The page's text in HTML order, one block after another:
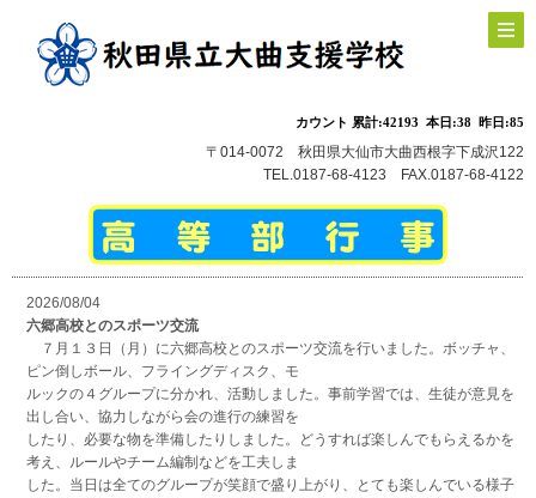
〒014-0072 秋田県大仙市大曲西根字下成沢122
TEL.0187-68-4123 FAX.0187-68-4122
2026/08/04
六郷高校とのスポーツ交流
７月１３日（月）に六郷高校とのスポーツ交流を行いました。ボッチャ、
ピン倒しボール、フライングディスク、モ
ルックの４グループに分かれ、活動しました。事前学習では、生徒が意見を
出し合い、協力しながら会の進行の練習を
したり、必要な物を準備したりしました。どうすれば楽しんでもらえるかを
考え、ルールやチーム編制などを工夫しま
した。当日は全てのグループが笑顔で盛り上がり、とても楽しんでいる様子